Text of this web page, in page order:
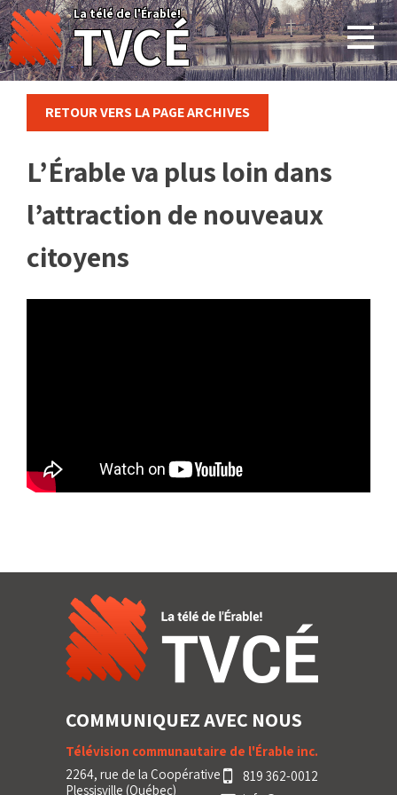
Skip
to
content
La télé de l'Érable!
TVCÉ
RETOUR VERS LA PAGE ARCHIVES
L’Érable va plus loin dans
l’attraction de nouveaux
citoyens
COMMUNIQUEZ AVEC NOUS
Télévision communautaire de l'Érable inc.
2264, rue de la Coopérative
Plessisville (Québec)
819 362-0012